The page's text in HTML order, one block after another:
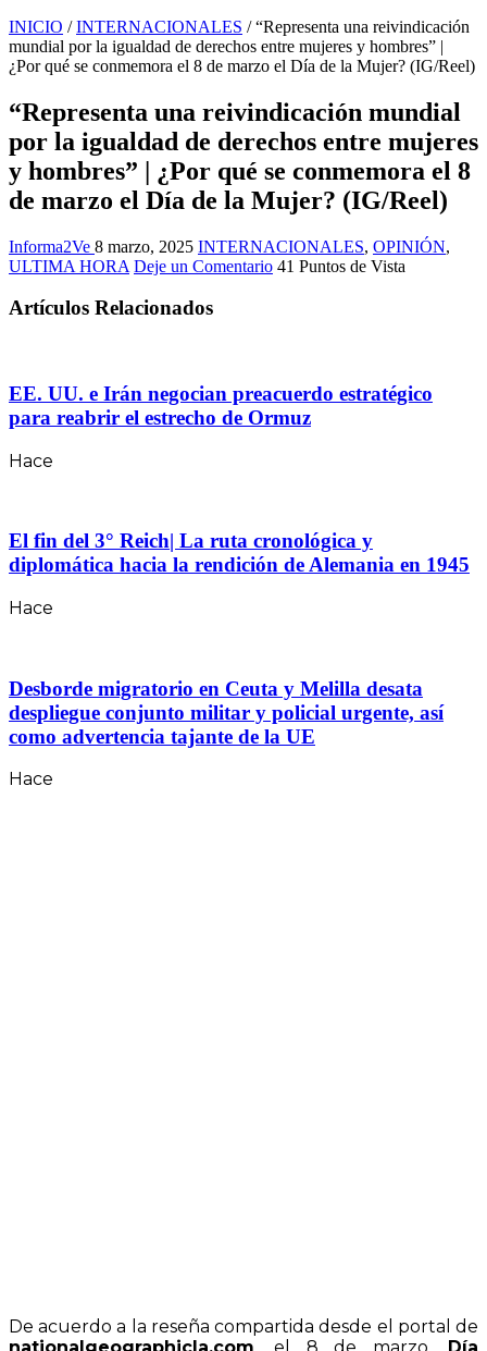
INICIO / INTERNACIONALES / “Representa una reivindicación
mundial por la igualdad de derechos entre mujeres y hombres” |
¿Por qué se conmemora el 8 de marzo el Día de la Mujer? (IG/Reel)
“Representa una reivindicación mundial
por la igualdad de derechos entre mujeres
y hombres” | ¿Por qué se conmemora el 8
de marzo el Día de la Mujer? (IG/Reel)
Informa2Ve 8 marzo, 2025 INTERNACIONALES, OPINIÓN,
ULTIMA HORA Deje un Comentario 41 Puntos de Vista
Artículos Relacionados
EE. UU. e Irán negocian preacuerdo estratégico
para reabrir el estrecho de Ormuz
Hace
El fin del 3° Reich| La ruta cronológica y
diplomática hacia la rendición de Alemania en 1945
Hace
Desborde migratorio en Ceuta y Melilla desata
despliegue conjunto militar y policial urgente, así
como advertencia tajante de la UE
Hace
De acuerdo a la reseña compartida desde el portal de